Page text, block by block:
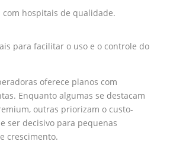
com hospitais de qualidade.
para facilitar o uso e o controle do
oferece planos com
Enquanto algumas se destacam
outras priorizam o custo-
ser decisivo para pequenas
crescimento.